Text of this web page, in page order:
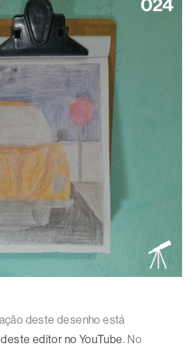
deste desenho está
editor no YouTube. No